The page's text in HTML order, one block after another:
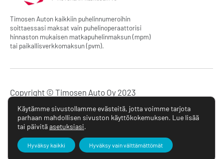
Timosen Auton kaikkiin puhelinnumeroihin
soittaessasi maksat vain puhelinoperaattorisi
hinnaston mukaisen matkapuhelinmaksun (mpm)
tai paikallisverkkomaksun (pvm).
Copyright © Timosen Auto Oy 2023
Tietosuojaseloste
Käytämme sivustollamme evästeitä, jotta voimme tarjota
parhaan mahdollisen sivuston käyttökokemuksen. Lue lisää
tai päivitäasetuksiasi.
Hyväksy kaikki Hyväksy vain välttämättömät